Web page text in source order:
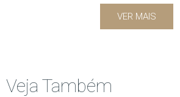
VER MAIS
Veja Também